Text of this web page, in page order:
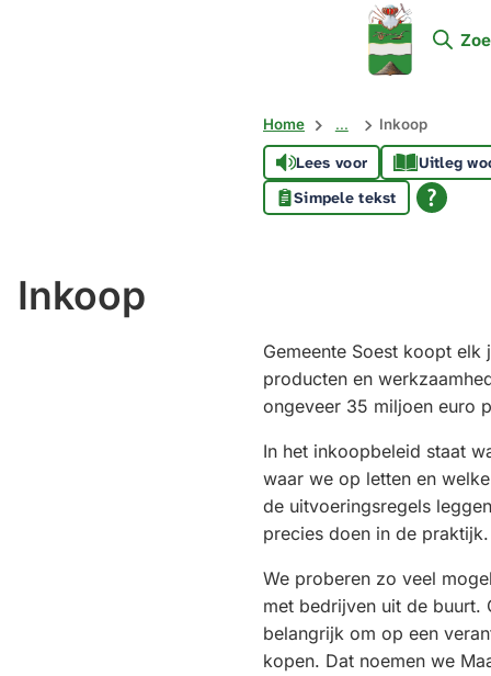
Mijn
Soest
Home ... Inkoop
Lees voor
Uitleg
Simpele tekst
Inkoop
Gemeente Soest koopt elk
producten en
ongeveer 35 miljoen euro
In het inkoopbeleid staat
waar we op letten en
de uitvoeringsregels
precies doen in de praktijk.
We proberen zo veel
met bedrijven uit de buurt.
belangrijk om op een
kopen. Dat noemen we